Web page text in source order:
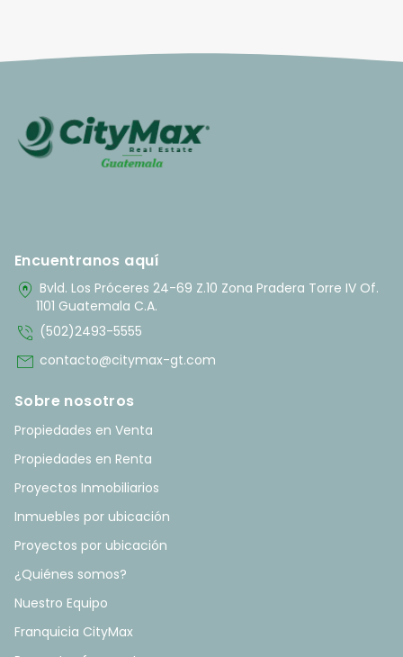
Encuentranos aquí
home_pin Bvld. Los Próceres 24-69 Z.10 Zona Pradera Torre IV Of.
1101 Guatemala C.A.
phone_in_talk (502)2493-5555
mail contacto@citymax-gt.com
Sobre nosotros
Propiedades en Venta
Propiedades en Renta
Proyectos Inmobiliarios
Inmuebles por ubicación
Proyectos por ubicación
¿Quiénes somos?
Nuestro Equipo
Franquicia CityMax